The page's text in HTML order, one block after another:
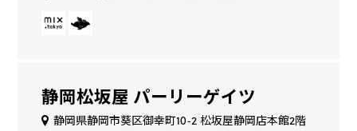
静岡松坂屋 パーリーゲイツ
静岡県静岡市葵区御幸町10-2 松坂屋静岡店本館2階